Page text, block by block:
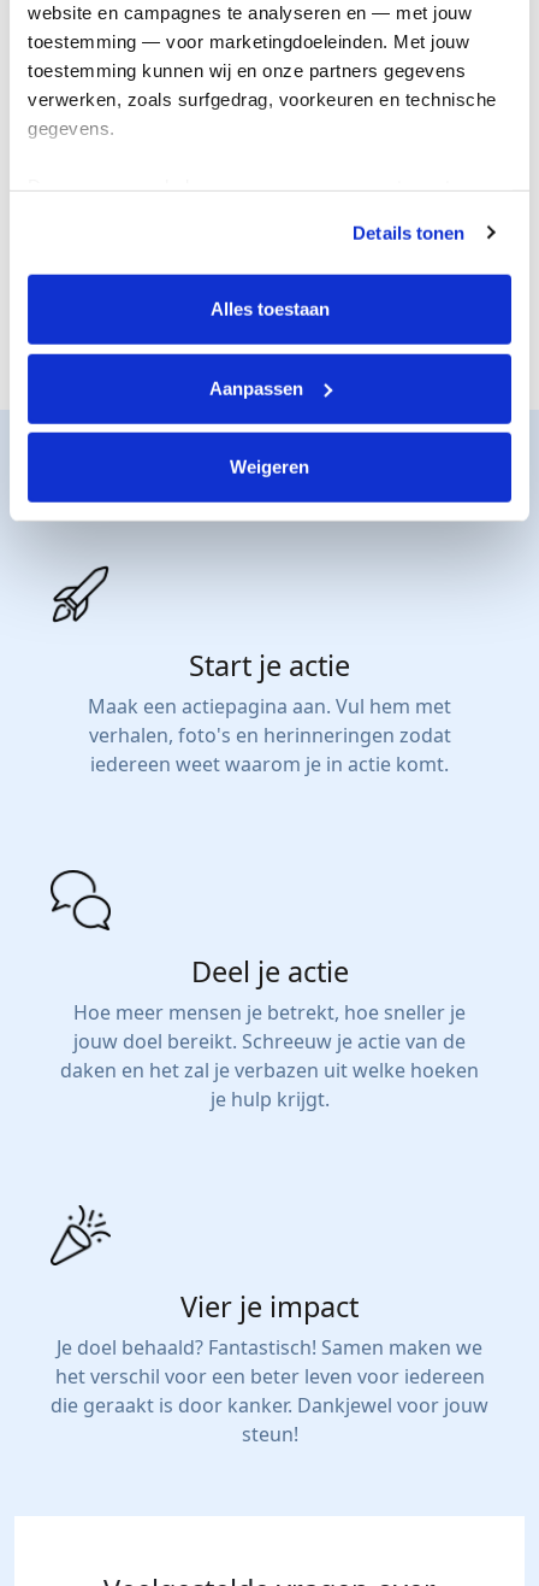
website en campagnes te analyseren en — met jouw
toestemming — voor marketingdoeleinden. Met jouw
toestemming kunnen wij en onze partners gegevens
verwerken, zoals surfgedrag, voorkeuren en technische
gegevens.
tonen. Je kunt je toestemming op elk moment wijzigen of
intrekken via Cookie instellingen onderaan de pagina. De
lijst met cookies is te vinden in het tabblad “details”.
Details tonen
Alles toestaan
Aanpassen
Weigeren
De juiste steun
Nieuwe
Zo werkt het
Start je actie
Maak een actiepagina aan. Vul hem met
verhalen, foto's en herinneringen zodat
iedereen weet waarom je in actie komt.
Deel je actie
Hoe meer mensen je betrekt, hoe sneller je
jouw doel bereikt. Schreeuw je actie van de
daken en het zal je verbazen uit welke hoeken
je hulp krijgt.
Vier je impact
Je doel behaald? Fantastisch! Samen maken we
het verschil voor een beter leven voor iedereen
die geraakt is door kanker. Dankjewel voor jouw
steun!